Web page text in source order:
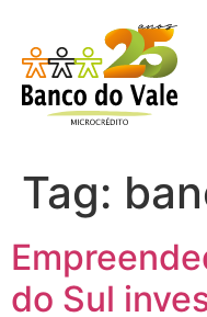
Tag:
do Sul